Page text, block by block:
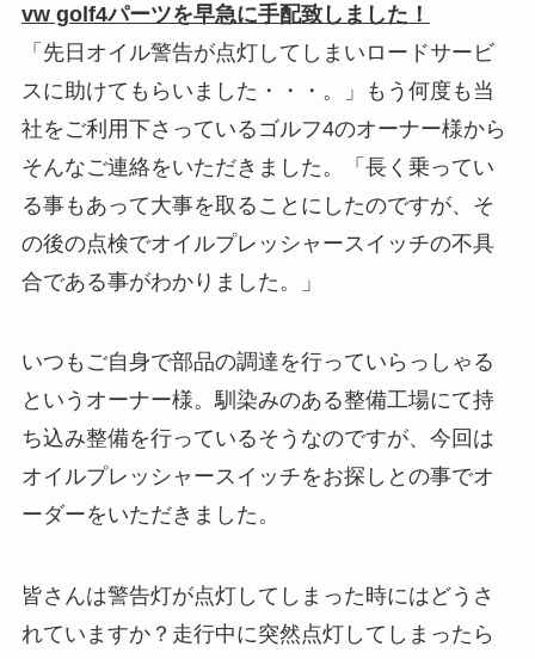
vw golf4パーツを早急に手配致しました！
「先日オイル警告が点灯してしまいロードサービ
スに助けてもらいました・・・。」もう何度も当
社をご利用下さっているゴルフ4のオーナー様から
そんなご連絡をいただきました。「長く乗ってい
る事もあって大事を取ることにしたのですが、そ
の後の点検でオイルプレッシャースイッチの不具
合である事がわかりました。」
いつもご自身で部品の調達を行っていらっしゃる
というオーナー様。馴染みのある整備工場にて持
ち込み整備を行っているそうなのですが、今回は
オイルプレッシャースイッチをお探しとの事でオ
ーダーをいただきました。
皆さんは警告灯が点灯してしまった時にはどうさ
れていますか？走行中に突然点灯してしまったら